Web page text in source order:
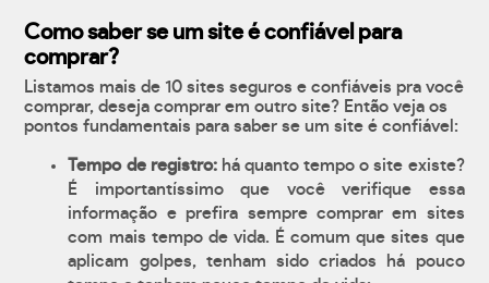
Como saber se um site é confiável para
comprar?
Listamos mais de 10 sites seguros e confiáveis pra você
comprar, deseja comprar em outro site? Então veja os
pontos fundamentais para saber se um site é confiável:
Tempo de registro:há quanto tempo o site existe?
É importantíssimo que você verifique essa
informação e prefira sempre comprar em sites
com mais tempo de vida. É comum que sites que
aplicam golpes, tenham sido criados há pouco